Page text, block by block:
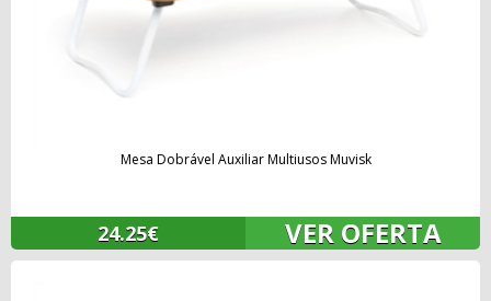
Mesa Dobrável Auxiliar Multiusos Muvisk
24.25€ VER OFERTA